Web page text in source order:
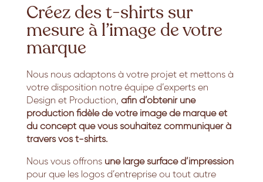
Créez des t-shirts sur
mesure à l’image de votre
marque
Nous nous adaptons à votre projet et mettons à
votre disposition notre équipe d’experts en
Design et Production, afin d’obtenir une
production fidèle de votre image de marque et
du concept que vous souhaitez communiquer à
travers vos t-shirts.
Nous vous offrons une large surface d’impression
pour que les logos d’entreprise ou tout autre